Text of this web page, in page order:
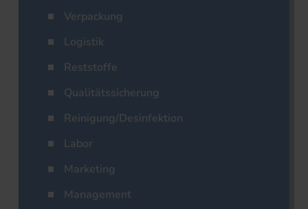
Verpackung
Logistik
Reststoffe
Qualitätssicherung
Reinigung/Desinfektion
Labor
Marketing
Management